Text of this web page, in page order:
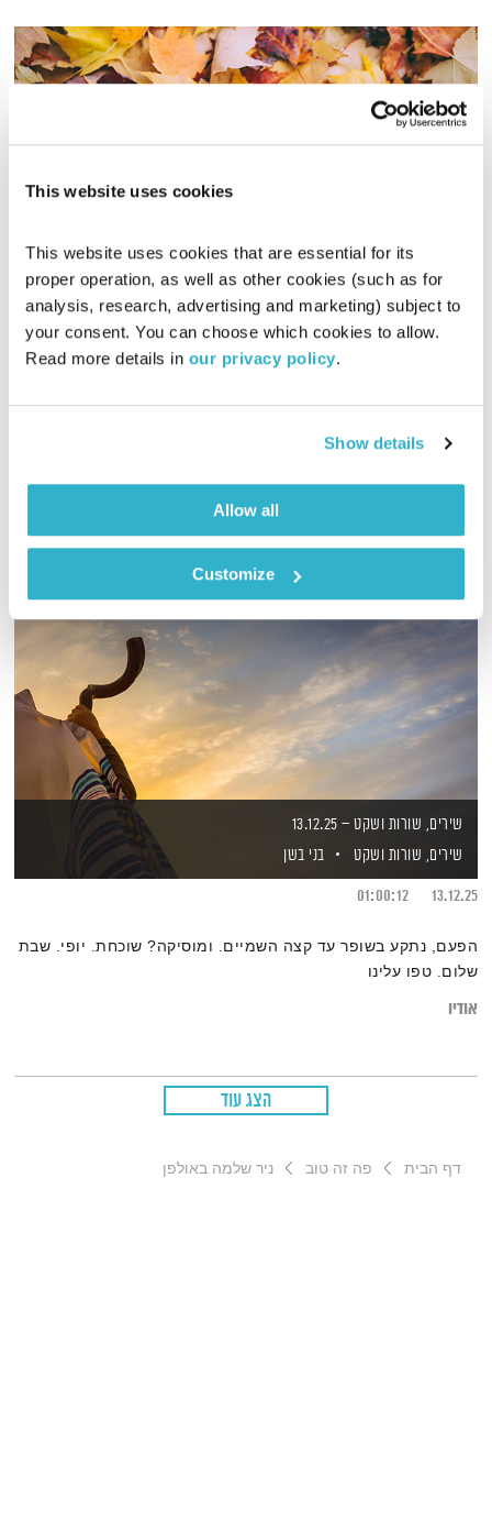
This website uses cookies
This website uses cookies that are essential for its
proper operation, as well as other cookies (such as for
analysis, research, advertising and marketing) subject to
your consent. You can choose which cookies to allow.
Read more details in our privacy policy.
Show details
Allow all
Customize
סתיו
טיול שבת
מיכל גפן
אודיו
שירים, שורות ושקט – 13.12.25
שירים, שורות ושקט
בני בשן
13.12.25
01:00:12
הפעם, נתקע בשופר עד קצה השמיים. ומוסיקה? שוכחת. יופי. שבת
שלום. טפו עלינו
אודיו
הצג עוד
דף הבית פה זה טוב ניר שלמה באולפן